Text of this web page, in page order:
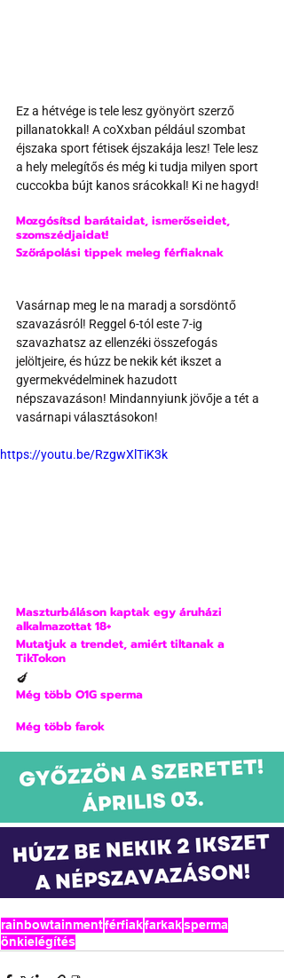
Ez a hétvége is tele lesz gyönyört szerző
pillanatokkal! A coXxban például szombat
éjszaka sport fétisek éjszakája lesz! Tele lesz
a hely melegítős és még ki tudja milyen sport
cuccokba bújt kanos srácokkal! Ki ne hagyd!
Mozgósítsd barátaidat, ismerőseidet,
szomszédjaidat!
Szőrápolási tippek meleg férfiaknak
Vasárnap meg le na maradj a sorsdöntő
szavazásról! Reggel 6-tól este 7-ig
szavazhatsz az ellenzéki összefogás
jelöltjeire, és húzz be nekik két ikszet a
gyermekvédelminek hazudott
népszavazáson! Mindannyiunk jövője a tét a
vasárnapi választásokon!
https://youtu.be/RzgwXlTiK3k
Maszturbáláson kaptak egy áruházi
alkalmazottat 18+
Mutatjuk a trendet, amiért tiltanak a
TikTokon
🍆
Még több O1G sperma
Még több farok
rainbowtainmentférfiakfarkaksperma
önkielégítés